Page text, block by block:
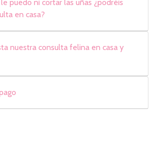
puedo ni cortar las uñas ¿podréis
en casa?
nuestra consulta felina en casa y